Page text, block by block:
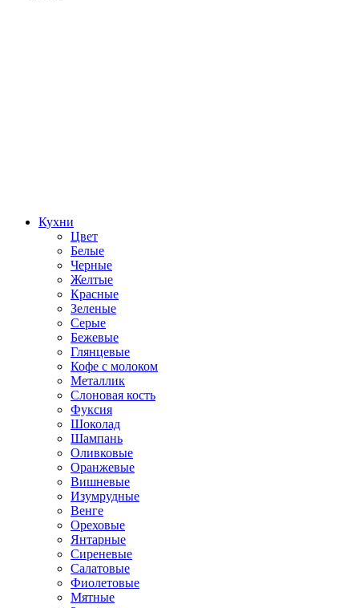
Кухни
Цвет
Белые
Черные
Желтые
Красные
Зеленые
Серые
Бежевые
Глянцевые
Кофе с молоком
Металлик
Слоновая кость
Фуксия
Шоколад
Шампань
Оливковые
Оранжевые
Вишневые
Изумрудные
Венге
Ореховые
Янтарные
Сиреневые
Салатовые
Фиолетовые
Мятные